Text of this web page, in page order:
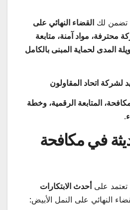
تضمن لك القضاء النهائي على
محترفة، مواد آمنة، متابعة
المدى لحماية المبنى بالكامل
لشركة اتحاد المقاولون
المتابعة الرقمية، وخطة
.
في مكافحة
تعتمد علىأحدث الابتكارات
النهائي على النمل الأبيض: